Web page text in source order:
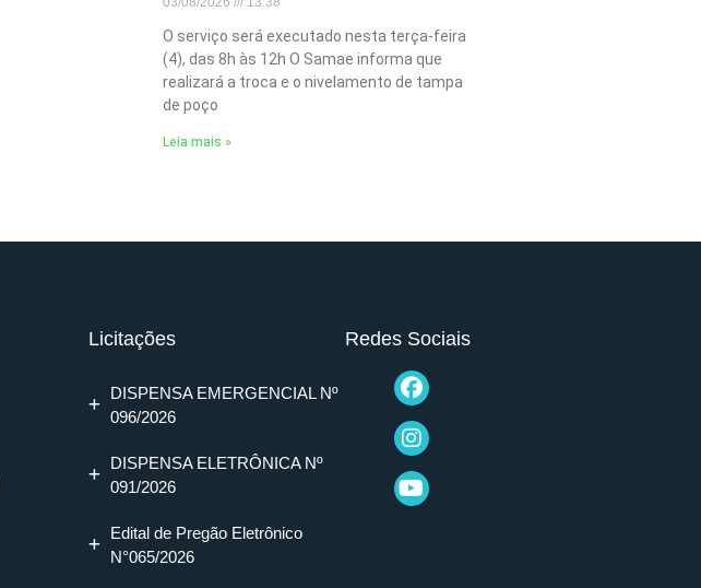
O serviço será executado nesta terça-feira
(4), das 8h às 12h O Samae informa que
realizará a troca e o nivelamento de tampa
de poço
Leia mais »
Licitações
DISPENSA EMERGENCIAL Nº
096/2026
DISPENSA ELETRÔNICA Nº
091/2026
Edital de Pregão Eletrônico
N°065/2026
Redes Sociais